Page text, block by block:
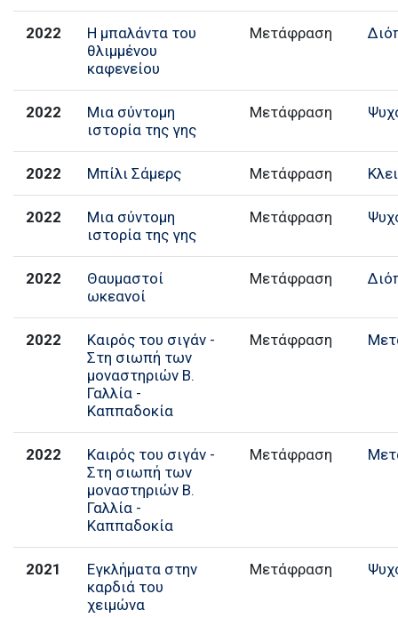
2022
Η μπαλάντα του
θλιμμένου
καφενείου
Μετάφραση
2022
Μια σύντομη
ιστορία της γης
Μετάφραση
2022 Μπίλι Σάμερς Μετάφραση
2022
Μια σύντομη
ιστορία της γης
Μετάφραση
2022
Θαυμαστοί
ωκεανοί
Μετάφραση
2022
Καιρός του σιγάν -
Στη σιωπή των
μοναστηριών Β.
Γαλλία -
Καππαδοκία
Μετάφραση
2022
Καιρός του σιγάν -
Στη σιωπή των
μοναστηριών Β.
Γαλλία -
Καππαδοκία
Μετάφραση
2021
Εγκλήματα στην
καρδιά του
χειμώνα
Μετάφραση